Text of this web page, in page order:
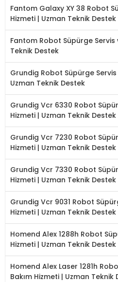
Fantom Galaxy XY 38 Robot
Hizmeti | Uzman Teknik Destek
Fantom Robot Süpürge Servis
Teknik Destek
Grundig Robot Süpürge Servis
Uzman Teknik Destek
Grundig Vcr 6330 Robot
Hizmeti | Uzman Teknik Destek
Grundig Vcr 7230 Robot
Hizmeti | Uzman Teknik Destek
Grundig Vcr 7330 Robot
Hizmeti | Uzman Teknik Destek
Grundig Vcr 9031 Robot
Hizmeti | Uzman Teknik Destek
Homend Alex 1288h Robot
Hizmeti | Uzman Teknik Destek
Homend Alex Laser 1281h
Bakım Hizmeti | Uzman Teknik